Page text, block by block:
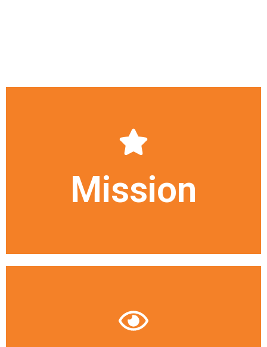
Mission
Mission
Atteindre la satisfaction maximale de nos clients,
conception et à la fourniture d'isolateurs de la plus haute
qualité.
privilégié pour nos clients, participant à leur succès.